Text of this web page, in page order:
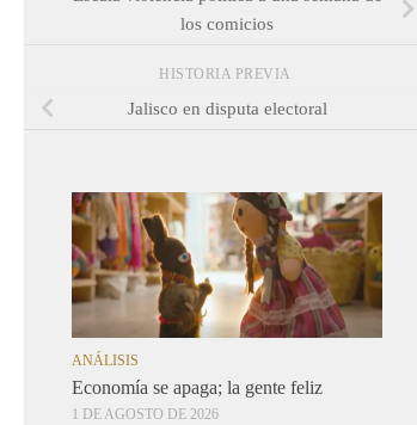
los comicios
HISTORIA PREVIA
Jalisco en disputa electoral
ANÁLISIS
Economía se apaga; la gente feliz
1 DE AGOSTO DE 2026